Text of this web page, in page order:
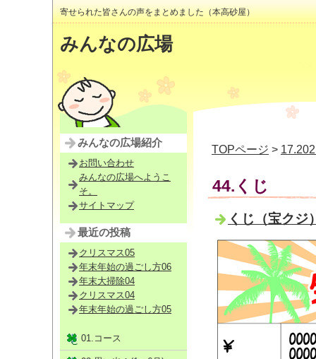
寄せられた皆さんの声をまとめました（本高砂屋）
みんなの広場
TOPページ >
44.くじ
くじ（宝クジ
みんなの広場紹介
お問い合わせ
みんなの広場へようこ
そ。
サイトマップ
最近の投稿
クリスマス05
年末年始の過ごし方06
年末大掃除04
クリスマス04
年末年始の過ごし方05
01.コース